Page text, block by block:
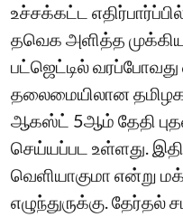
உச்சக்கட்ட
தவெக அளித்த
பட்ஜெட்டில் வரப்போவது
தலைமையிலான
ஆகஸ்ட் 5ஆம் தேதி
செய்யப்பட உள்ளது.
வெளியாகுமா என்று
எழுந்துருக்கு.